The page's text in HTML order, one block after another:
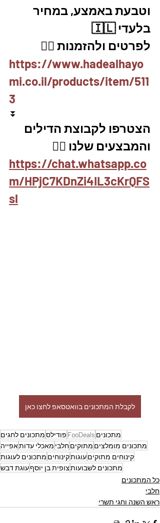
וטבעת באמצע, במחיר
בלעדי 🇮🇱
לפרטים ולהזמנות 👇🏼
https://www.hadealhayo
mi.co.il/products/item/511
3
⏬
הצטרפו לקבוצת הדילים
והמבצעים שלנו 👇🏽
https://chat.whatsapp.co
m/HPjC7KDnZi4IL3cKrQFS
sl
לקבלת המתכונים בוואטסאפ לחצו כאן
מתכונים FooDeals פודילסמתכונים לחגים
מתכונים מומלצים מתוקיםחלבי מאכלי עדותאפייה
קינוחים מתוקיםעוגותקינוחים מתכונים לעוגות
מתכונים לשבועותצופית בן יוסףעוגת דבש
כל המתכונים
חלבי
ראש השנה וחגי תשרי